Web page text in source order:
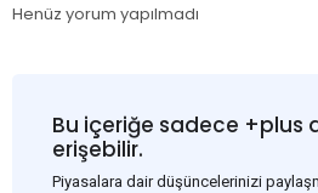
Henüz yorum yapılmadı
Bu içeriğe sadece +plus
erişebilir.
Piyasalara dair düşüncelerinizi